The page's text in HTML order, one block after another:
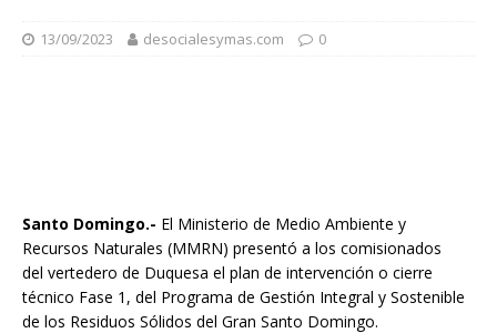
13/09/2023 desocialesymas.com 0
Santo Domingo.- El Ministerio de Medio Ambiente y
Recursos Naturales (MMRN) presentó a los comisionados
del vertedero de Duquesa el plan de intervención o cierre
técnico Fase 1, del Programa de Gestión Integral y Sostenible
de los Residuos Sólidos del Gran Santo Domingo.